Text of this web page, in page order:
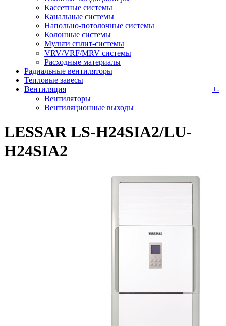
Кассетные системы
Канальные системы
Напольно-потолочные системы
Колонные системы
Мульти сплит-системы
VRV/VRF/MRV системы
Расходные материалы
Радиальные вентиляторы
Тепловые завесы
Вентиляция
+-
Вентиляторы
Вентиляционные выходы
LESSAR LS-H24SIA2/LU-
H24SIA2